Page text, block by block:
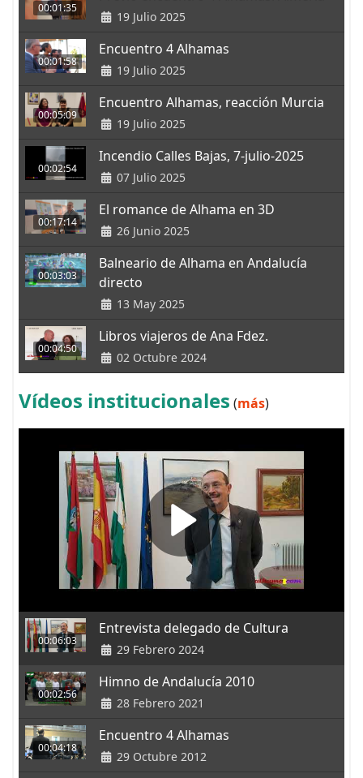
00:01:35
19 Julio 2025
00:01:58
Encuentro 4 Alhamas
19 Julio 2025
00:05:09
Encuentro Alhamas, reacción Murcia
19 Julio 2025
00:02:54
Incendio Calles Bajas, 7-julio-2025
07 Julio 2025
00:17:14
El romance de Alhama en 3D
26 Junio 2025
00:03:03
Balneario de Alhama en Andalucía
directo
13 May 2025
00:04:50
Libros viajeros de Ana Fdez.
02 Octubre 2024
Vídeos institucionales (más)
00:06:03
Entrevista delegado de Cultura
29 Febrero 2024
00:02:56
Himno de Andalucía 2010
28 Febrero 2021
00:04:18
Encuentro 4 Alhamas
29 Octubre 2012